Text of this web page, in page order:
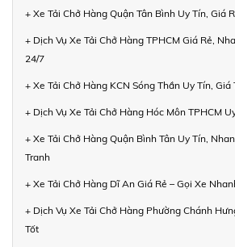
+ Xe Tải Chở Hàng Quận Tân Bình Uy Tín, Giá
+ Dịch Vụ Xe Tải Chở Hàng TPHCM Giá Rẻ,
24/7
+ Xe Tải Chở Hàng KCN Sóng Thần Uy Tín, Giá
+ Dịch Vụ Xe Tải Chở Hàng Hóc Môn TPHCM
+ Xe Tải Chở Hàng Quận Bình Tân Uy Tín,
Tranh
+ Xe Tải Chở Hàng Dĩ An Giá Rẻ – Gọi Xe
+ Dịch Vụ Xe Tải Chở Hàng Phường Chánh
Tốt